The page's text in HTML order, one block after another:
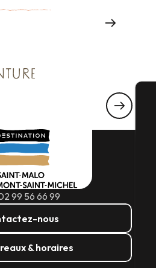
habitants de la Baie du
Mont-Saint-Michel
99 56 66 99
nous
& horaires